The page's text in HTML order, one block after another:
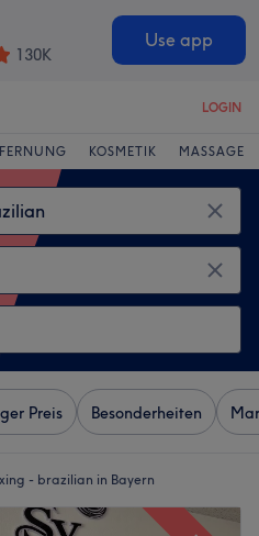
130K
Use app
LOGIN
KOSMETIK MASSAGE
Preis Besonderheiten
- brazilian in Bayern